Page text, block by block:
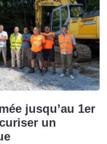
jusqu’au 1er
un